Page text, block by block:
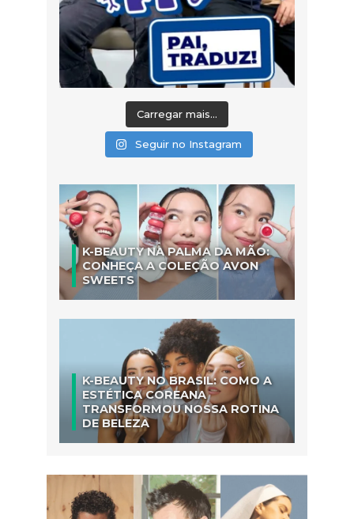
Carregar mais...
Seguir no Instagram
K-BEAUTY NA PALMA DA MÃO:
CONHEÇA A COLEÇÃO AVON
SWEETS
K-BEAUTY NO BRASIL: COMO A
ESTÉTICA COREANA
TRANSFORMOU NOSSA ROTINA
DE BELEZA